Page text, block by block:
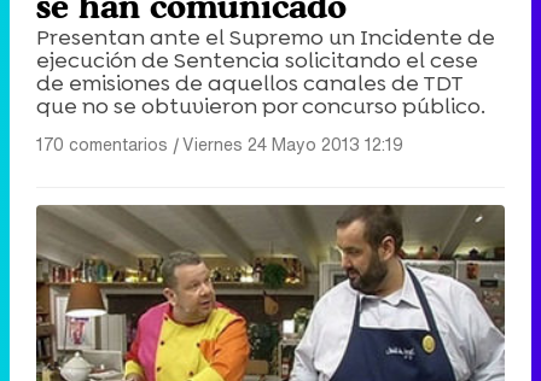
Presentan ante el Supremo un Incidente de
ejecución de Sentencia solicitando el cese
de emisiones de aquellos canales de TDT
que no se obtuvieron por concurso público.
170 comentarios |Viernes 24 Mayo 2013 12:19